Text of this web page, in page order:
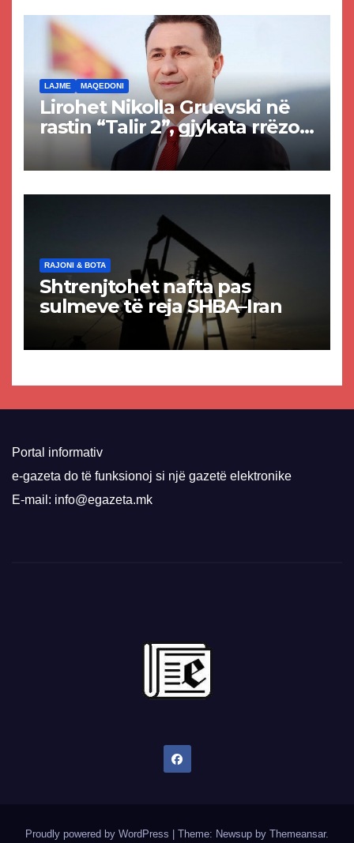
LAJME MAQEDONI
Lirohet Nikolla Gruevski në
rastin “Talir 2”, gjykata rrëzon
akuzat për ndërtimin e
paligjshëm të selisë së
RAJONI & BOTA
Shtrenjtohet nafta pas
sulmeve të reja SHBA–Iran
Portal informativ
e-gazeta do të funksionoj si një gazetë elektronike
E-mail: info@egazeta.mk
Proudly powered by WordPress | Theme: Newsup by Themeansar.